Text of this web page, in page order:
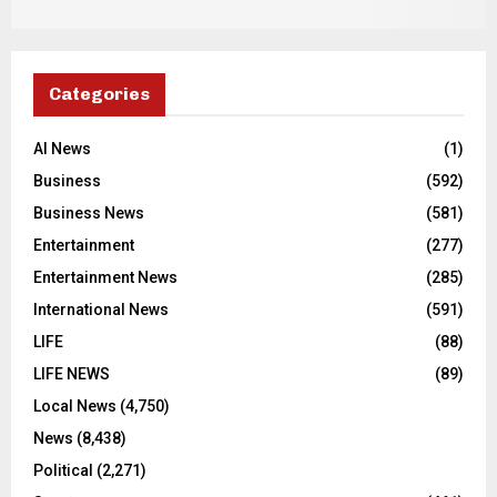
Categories
AI News
(1)
Business
(592)
Business News
(581)
Entertainment
(277)
Entertainment News
(285)
International News
(591)
LIFE
(88)
LIFE NEWS
(89)
Local News (4,750)
News (8,438)
Political (2,271)